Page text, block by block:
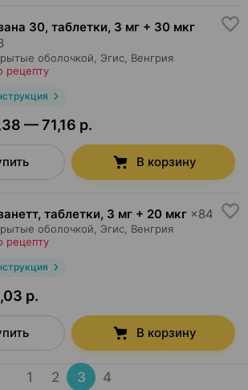
30, таблетки, 3 мг + 30 мкг
оболочкой, Эгис , Венгрия
рецепту
— 71,16 р.
В корзину
таблетки, 3 мг + 20 мкг ×84
оболочкой, Эгис , Венгрия
рецепту
р.
В корзину
1 2 3 4